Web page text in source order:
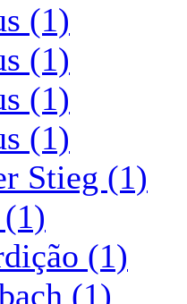
(1)
(1)
(1)
(1)
Stieg (1)
(1)
(1)